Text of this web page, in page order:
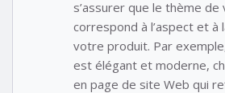
s’assurer que le thème
correspond à l’aspect et à
votre produit. Par
est élégant et moderne,
en page de site Web qui